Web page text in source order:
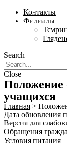
Контакты
Филиалы
Search
Close
Положение
учащихся
Главная >
Дата обновления
Версия для
Обращения
Условия питания